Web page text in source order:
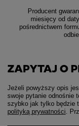
Producent
miesięcy od
pośrednictwem
ZAPYTAJ O
Jeżeli powyższy opis
swoje pytanie odnośnie
szybko jak tylko będzie
polityką prywatności .